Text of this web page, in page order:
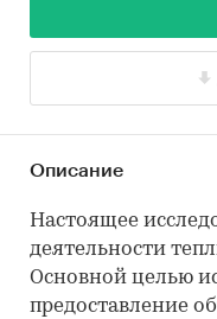
Описание
Настоящее
деятельности
Основной целью
предоставление